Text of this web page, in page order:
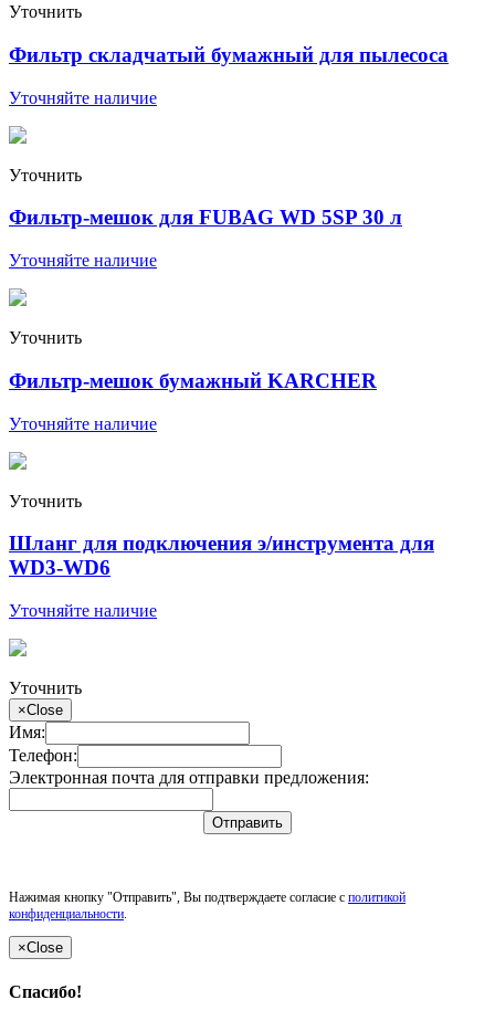
Уточнить
Фильтр складчатый бумажный для пылесоса
Уточняйте наличие
Уточнить
Фильтр-мешок для FUBAG WD 5SP 30 л
Уточняйте наличие
Уточнить
Фильтр-мешок бумажный KARCHER
Уточняйте наличие
Уточнить
Шланг для подключения э/инструмента для
WD3-WD6
Уточняйте наличие
Уточнить
×Close
Имя:
Телефон:
Электронная почта для отправки предложения:
Отправить
Нажимая кнопку "Отправить", Вы подтверждаете согласие с политикой
конфиденциальности.
×Close
Спасибо!